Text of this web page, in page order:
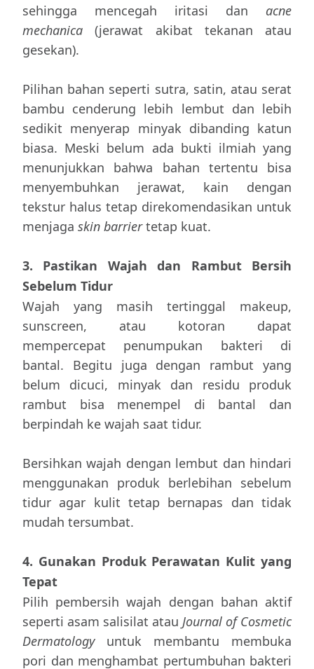
sehingga mencegah iritasi dan acne
mechanica (jerawat akibat tekanan atau
gesekan).
Pilihan bahan seperti sutra, satin, atau serat
bambu cenderung lebih lembut dan lebih
sedikit menyerap minyak dibanding katun
biasa. Meski belum ada bukti ilmiah yang
menunjukkan bahwa bahan tertentu bisa
menyembuhkan jerawat, kain dengan
tekstur halus tetap direkomendasikan untuk
menjaga skin barriertetap kuat.
3. Pastikan Wajah dan Rambut Bersih
Sebelum Tidur
Wajah yang masih tertinggal makeup,
sunscreen, atau kotoran dapat
mempercepat penumpukan bakteri di
bantal. Begitu juga dengan rambut yang
belum dicuci, minyak dan residu produk
rambut bisa menempel di bantal dan
berpindah ke wajah saat tidur.
Bersihkan wajah dengan lembut dan hindari
menggunakan produk berlebihan sebelum
tidur agar kulit tetap bernapas dan tidak
mudah tersumbat.
4. Gunakan Produk Perawatan Kulit yang
Tepat
Pilih pembersih wajah dengan bahan aktif
seperti asam salisilat atau Journal of Cosmetic
Dermatologyuntuk membantu membuka
pori dan menghambat pertumbuhan bakteri